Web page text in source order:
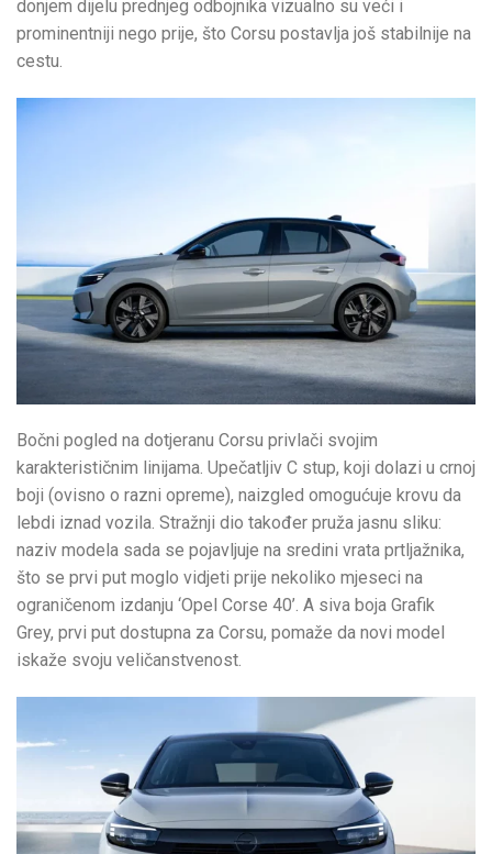
donjem dijelu prednjeg odbojnika vizualno su veći i
prominentniji nego prije, što Corsu postavlja još stabilnije na
cestu.
Bočni pogled na dotjeranu Corsu privlači svojim
karakterističnim linijama. Upečatljiv C stup, koji dolazi u crnoj
boji (ovisno o razni opreme), naizgled omogućuje krovu da
lebdi iznad vozila. Stražnji dio također pruža jasnu sliku:
naziv modela sada se pojavljuje na sredini vrata prtljažnika,
što se prvi put moglo vidjeti prije nekoliko mjeseci na
ograničenom izdanju ‘Opel Corse 40’. A siva boja Grafik
Grey, prvi put dostupna za Corsu, pomaže da novi model
iskaže svoju veličanstvenost.